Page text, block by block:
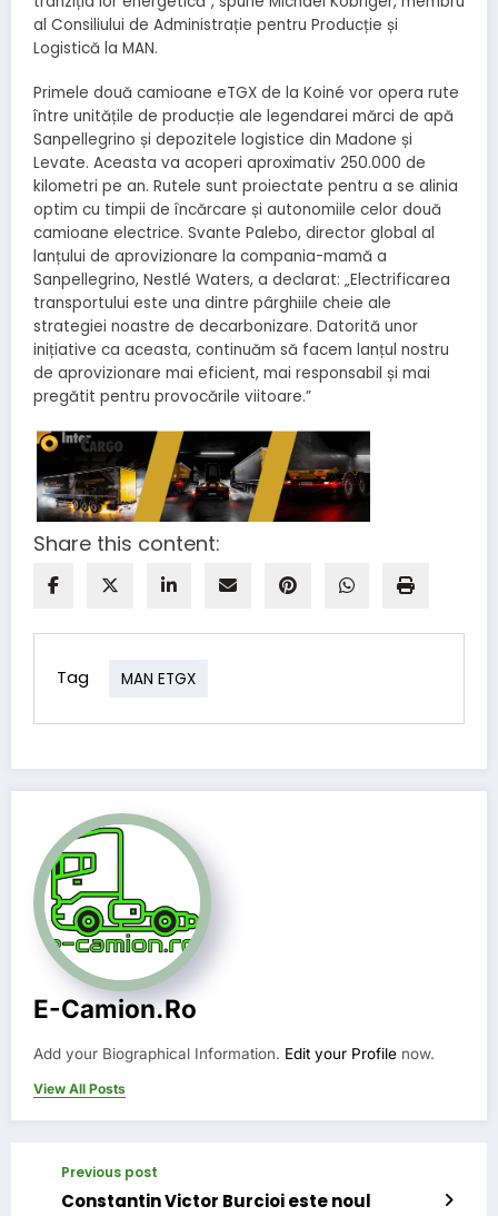
al Consiliului de Administrație pentru Producție și
Logistică la MAN.
Primele două camioane eTGX de la Koiné vor opera rute
între unitățile de producție ale legendarei mărci de apă
Sanpellegrino și depozitele logistice din Madone și
Levate. Aceasta va acoperi aproximativ 250.000 de
kilometri pe an. Rutele sunt proiectate pentru a se alinia
optim cu timpii de încărcare și autonomiile celor două
camioane electrice. Svante Palebo, director global al
lanțului de aprovizionare la compania-mamă a
Sanpellegrino, Nestlé Waters, a declarat: „Electrificarea
transportului este una dintre pârghiile cheie ale
strategiei noastre de decarbonizare. Datorită unor
inițiative ca aceasta, continuăm să facem lanțul nostru
de aprovizionare mai eficient, mai responsabil și mai
pregătit pentru provocările viitoare.”
Share this content:
Tag MAN ETGX
E-Camion.ro
Add your Biographical Information. Edit your Profile now.
View All Posts
Previous post
Constantin Victor Burcioi este noul